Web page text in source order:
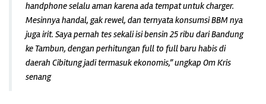
handphone selalu aman karena ada tempat untuk charger.
Mesinnya handal, gak rewel, dan ternyata konsumsi BBM nya
juga irit. Saya pernah tes sekali isi bensin 25 ribu dari Bandung
ke Tambun, dengan perhitungan full to full baru habis di
daerah Cibitung jadi termasuk ekonomis,” ungkap Om Kris
senang